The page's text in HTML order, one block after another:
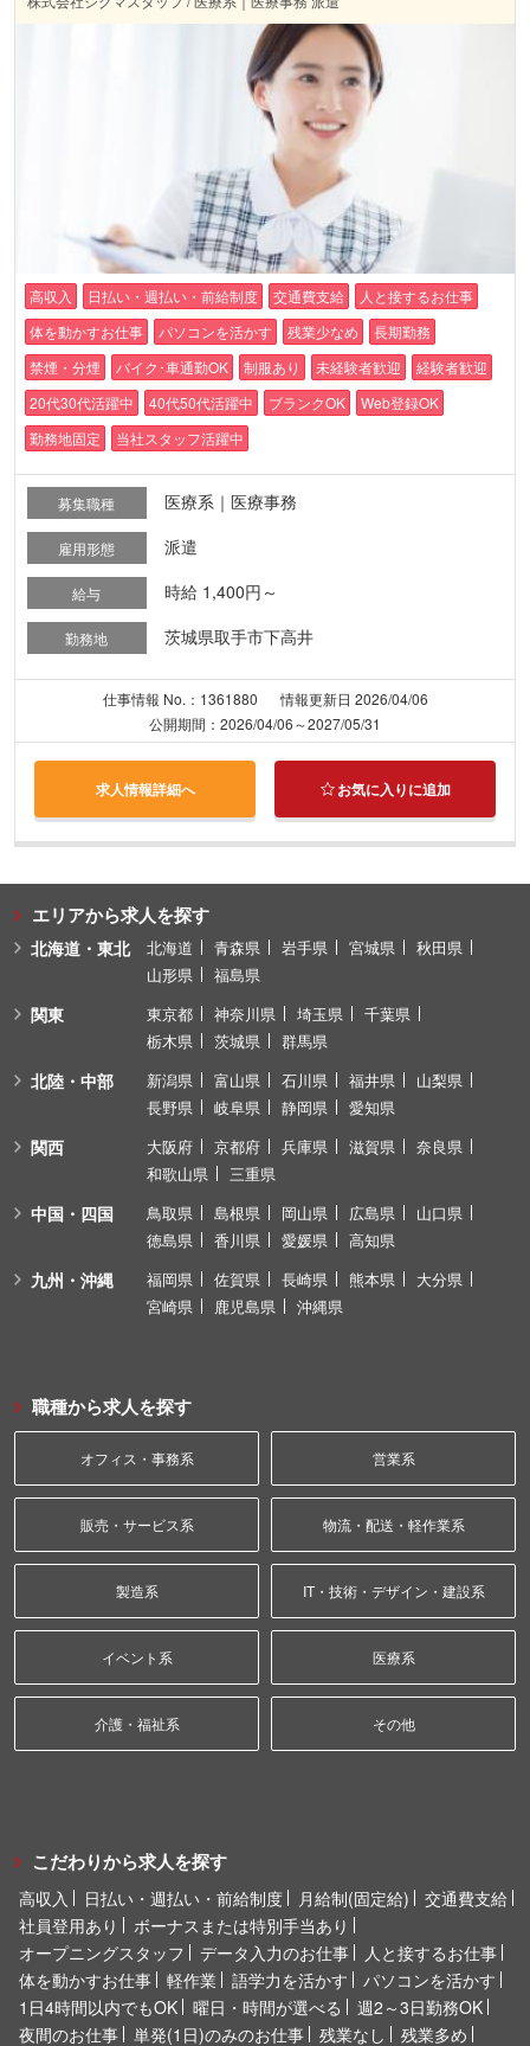
高収入 日払い・週払い・前給制度 交通費支給
人と接するお仕事
体を動かすお仕事
パソコンを活かす 残業少なめ
長期勤務
禁煙・分煙
バイク･車通勤OK 制服あり 未経験者歓迎
経験者歓迎
20代30代活躍中
40代50代活躍中 ブランクOK
Web登録OK
勤務地固定
当社スタッフ活躍中
募集職種 医療系｜医療事務
雇用形態 派遣
給与 時給 1,400円～
勤務地 茨城県取手市下高井
仕事情報 No.：1361880
情報更新日 2026/04/06
公開期間：2026/04/06～2027/05/31
求人情報詳細へ お気に入りに追加
エリアから求人を探す
北海道・東北 北海道 青森県 岩手県 宮城県
秋田県
山形県
福島県
関東 東京都 神奈川県 埼玉県
千葉県
栃木県
茨城県 群馬県
北陸・中部 新潟県 富山県 石川県 福井県
山梨県
長野県
岐阜県 静岡県 愛知県
関西 大阪府 京都府 兵庫県 滋賀県
奈良県
和歌山県
三重県
中国・四国 鳥取県 島根県 岡山県 広島県
山口県
徳島県
香川県 愛媛県 高知県
九州・沖縄 福岡県 佐賀県 長崎県 熊本県
大分県
宮崎県
鹿児島県 沖縄県
職種から求人を探す
オフィス・事務系 営業系
販売・サービス系 物流・配送・軽作業系
製造系 IT・技術・デザイン・建設系
イベント系 医療系
介護・福祉系 その他
こだわりから求人を探す
高収入 日払い・週払い・前給制度 月給制(固定給)
交通費支給
社員登用あり
ボーナスまたは特別手当あり
オープニングスタッフ
データ入力のお仕事
人と接するお仕事
体を動かすお仕事
軽作業 語学力を活かす
パソコンを活かす
1日4時間以内でもOK
曜日・時間が選べる
週2～3日勤務OK
夜間のお仕事
単発(1日)のみのお仕事 残業なし 残業多め